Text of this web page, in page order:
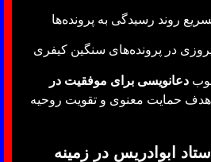
روند رسیدگی به پرونده‌ها
در پرونده‌های سنگین کیفری
دعانویسی برای موفقیت در
هدف حمایت معنوی و تقویت روحیه
ابوادریس در زمینه